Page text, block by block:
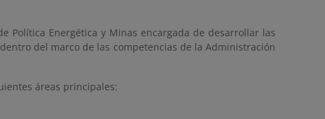
Política Energética y Minas encargada de desarrollar las
del marco de las competencias de la Administración
áreas principales: